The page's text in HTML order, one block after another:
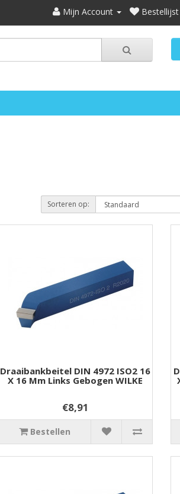
Mijn Account Bestellijst
Sorteren op:
Draaibankbeitel DIN 4972 ISO2 16
X 16 Mm Links Gebogen WILKE
€8,91
Bestellen